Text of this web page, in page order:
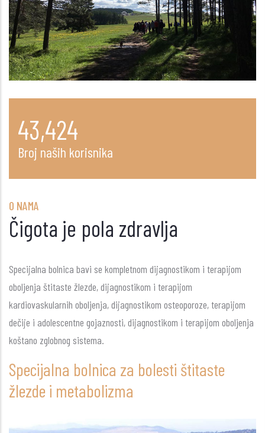
55,950
Broj naših korisnika
O NAMA
Čigota je pola zdravlja
Specijalna bolnica bavi se kompletnom dijagnostikom i terapijom
oboljenja štitaste žlezde, dijagnostikom i terapijom
kardiovaskularnih oboljenja, dijagnostikom osteoporoze, terapijom
dečije i adolescentne gojaznosti, dijagnostikom i terapijom oboljenja
koštano zglobnog sistema.
Specijalna bolnica za bolesti štitaste
žlezde i metabolizma